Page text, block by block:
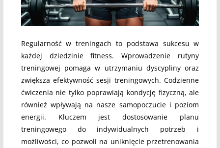
Regularność w treningach to podstawa sukcesu w
każdej dziedzinie fitness. Wprowadzenie rutyny
treningowej pomaga w utrzymaniu dyscypliny oraz
zwiększa efektywność sesji treningowych. Codzienne
ćwiczenia nie tylko poprawiają kondycję fizyczną, ale
również wpływają na nasze samopoczucie i poziom
energii. Kluczem jest dostosowanie planu
treningowego do indywidualnych potrzeb i
możliwości, co pozwoli na uniknięcie przetrenowania